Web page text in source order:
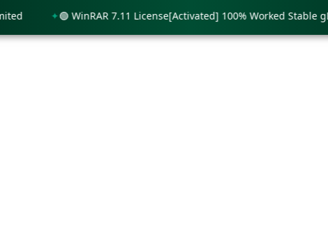
🟢 WinRAR 7.11 License[Activated] 100% Worked Stable gDrive